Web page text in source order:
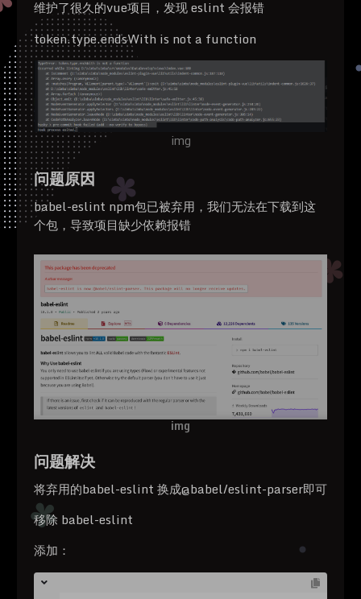
维护了很久的vue项目，发现 eslint 会报错
token.type.endsWith is not a function
img
问题原因
babel-eslint npm包已被弃用，我们无法在下载到这
个包，导致项目缺少依赖报错
img
问题解决
将弃用的babel-eslint 换成@babel/eslint-parser即可
移除 babel-eslint
添加：